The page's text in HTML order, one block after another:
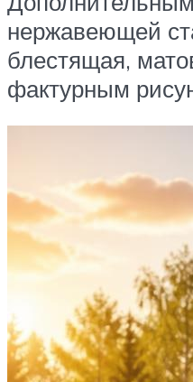
нержавеющей
блестящая,
фактурным